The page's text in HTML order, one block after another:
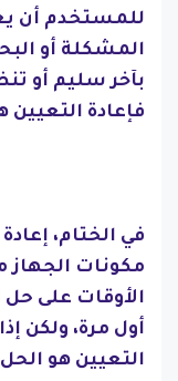
للمستخدم أن
المشكلة أو
بآخر سليم أو
فإعادة
في الختام،
مكونات
الأوقات على
أول مرة، ولكن
التعيين هو الحل